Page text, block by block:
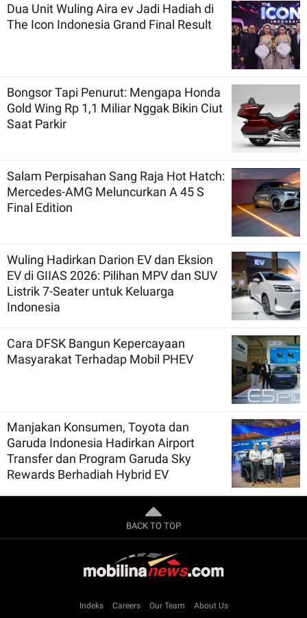
Dua Unit Wuling Aira ev Jadi Hadiah di
The Icon Indonesia Grand Final Result
Bongsor Tapi Penurut: Mengapa Honda
Gold Wing Rp 1,1 Miliar Nggak Bikin Ciut
Saat Parkir
Salam Perpisahan Sang Raja Hot Hatch:
Mercedes-AMG Meluncurkan A 45 S
Final Edition
Wuling Hadirkan Darion EV dan Eksion
EV di GIIAS 2026: Pilihan MPV dan SUV
Listrik 7-Seater untuk Keluarga
Indonesia
Cara DFSK Bangun Kepercayaan
Masyarakat Terhadap Mobil PHEV
Manjakan Konsumen, Toyota dan
Garuda Indonesia Hadirkan Airport
Transfer dan Program Garuda Sky
Rewards Berhadiah Hybrid EV
BACK TO TOP
Indeks Careers Our Team About Us